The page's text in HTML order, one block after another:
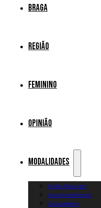
Braga
Região
Feminino
Opinião
Modalidades
Artes Marciais
Automobilismo
Canoagem